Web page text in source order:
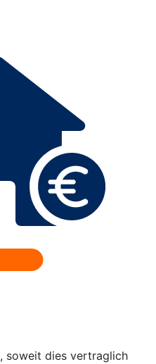
soweit dies vertraglich